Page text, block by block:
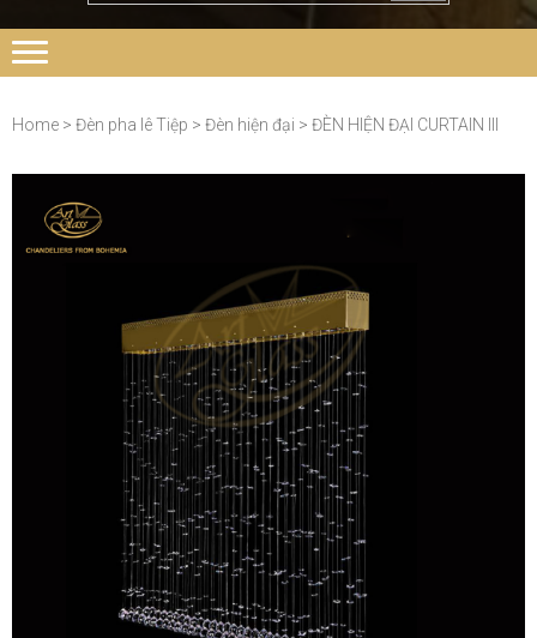
Home > Đèn pha lê Tiệp > Đèn hiện đại > ĐÈN HIỆN ĐẠI CURTAIN III